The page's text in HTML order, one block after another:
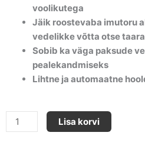
voolikutega
Jäik roostevaba imutoru
vedelikke võtta otse
Sobib ka väga paksude
pealekandmiseks
Lihtne ja automaatne
HeavyCoat
HC-
Lisa korvi